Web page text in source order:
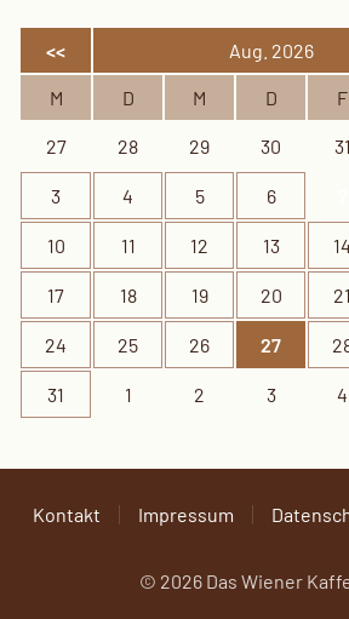
<< Aug. 2026
M D M D F
27 28 29 30 31
3 4 5 6
10 11 12 13 14
17 18 19 20 21
24 25 26 27
31 1 2 3 4
Kontakt Impressum
© 2026Das Wiener